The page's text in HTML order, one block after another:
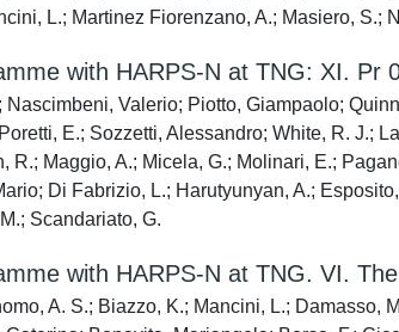
L.; Martinez Fiorenzano, A.; Masiero, S.;
with HARPS-N at TNG: XI.
Valerio; Piotto, Giampaolo;
E.; Sozzetti, Alessandro; White, R. J.;
R.; Maggio, A.; Micela, G.; Molinari, E.;
Di Fabrizio, L.; Harutyunyan, A.;
Scandariato, G.
with HARPS-N at TNG. VI.
A. S.; Biazzo, K.; Mancini, L.; Damasso,